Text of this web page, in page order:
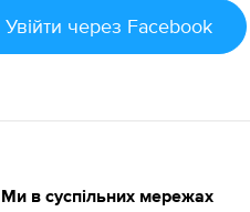
Увійти через Facebook
Ми в суспільних мережах